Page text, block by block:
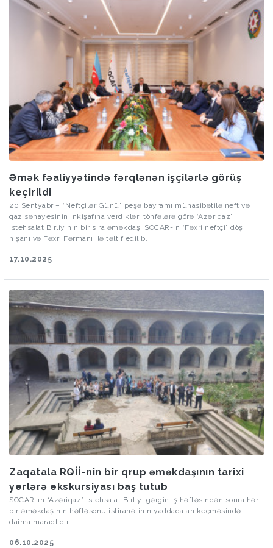
Əmək fəaliyyətində fərqlənən işçilərlə görüş
keçirildi
20 Sentyabr – “Neftçilər Günü” peşə bayramı münasibətilə neft və
qaz sənayesinin inkişafına verdikləri töhfələrə görə “Azəriqaz”
İstehsalat Birliyinin bir sıra əməkdaşı SOCAR-ın “Fəxri neftçi” döş
nişanı və Fəxri Fərmanı ilə təltif edilib.
17.10.2025
Zaqatala RQİİ-nin bir qrup əməkdaşının tarixi
yerlərə ekskursiyası baş tutub
SOCAR-ın “Azəriqaz” İstehsalat Birliyi gərgin iş həftəsindən sonra hər
bir əməkdaşının həftəsonu istirahətinin yaddaqalan keçməsində
daima maraqlıdır.
06.10.2025